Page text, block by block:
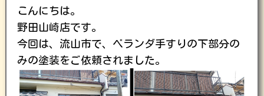
こんにちは。
野田山崎店です。
今回は、流山市で、ベランダ手すりの下部分の
みの塗装をご依頼されました。